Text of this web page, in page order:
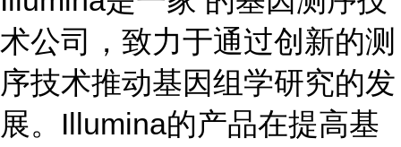
术公司，致力于通过创新的测
序技术推动基因组学研究的发
展。Illumina的产品在提高基